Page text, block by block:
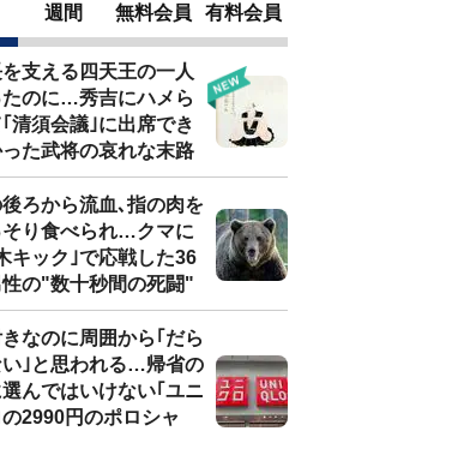
週間 無料会員 有料会員
支える四天王の一人
たのに…秀吉にハメら
清須会議｣に出席でき
た武将の哀れな末路
ろから流血､指の肉を
そり食べられ…クマに
キック｣で応戦した36
性の"数十秒間の死闘"
なのに周囲から｢だら
い｣と思われる…帰省の
選んではいけない｢ユニ
2990円のポロシャ